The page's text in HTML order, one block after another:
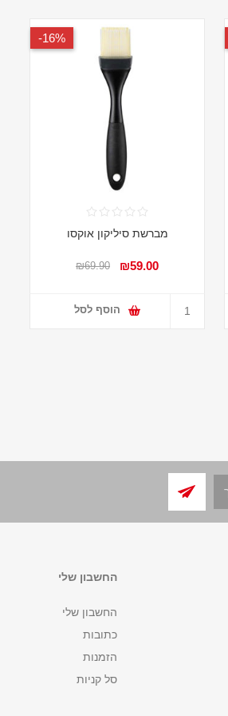
16%-
מברשת סיליקון אוקסו
₪59.00
₪69.90
הוסף לסל
החשבון שלי
החשבון שלי
כתובות
הזמנות
סל קניות